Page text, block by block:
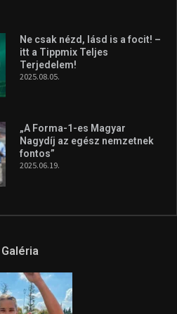
Ne csak nézd, lásd is a focit! –
itt a Tippmix Teljes
Terjedelem!
2025.08.05.
„A Forma-1-es Magyar
Nagydíj az egész nemzetnek
fontos”
2025.06.19.
Galéria